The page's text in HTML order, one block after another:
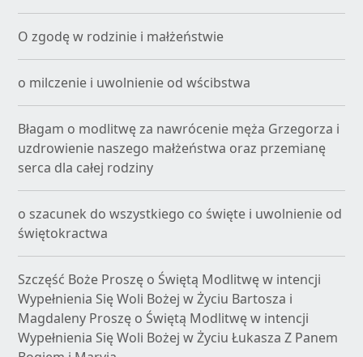
O zgodę w rodzinie i małżeństwie
o milczenie i uwolnienie od wścibstwa
Błagam o modlitwę za nawrócenie męża Grzegorza i
uzdrowienie naszego małżeństwa oraz przemianę
serca dla całej rodziny
o szacunek do wszystkiego co święte i uwolnienie od
świętokractwa
Szczęść Boże Proszę o Świętą Modlitwę w intencji
Wypełnienia Się Woli Bożej w Życiu Bartosza i
Magdaleny Proszę o Świętą Modlitwę w intencji
Wypełnienia Się Woli Bożej w Życiu Łukasza Z Panem